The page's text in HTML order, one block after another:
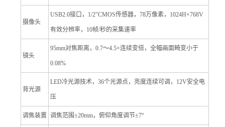
摄像头
USB2.0接口，1/2″CMOS传感器，78万像素， 1024H×768V
有效分辨率，10帧/秒的采集速率
镜头
95mm对焦距离，0.7～4.5×连续变倍，全幅画面畸变小于
0.08%
背光源
LED冷光源技术，36个光源点，亮度连续可调，12V安全电
压
调焦装置 调焦范围±20mm，俯仰角度调节±7°